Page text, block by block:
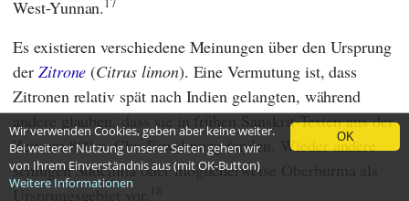
West-Yunnan.
Es existieren verschiedene Meinungen über den Ursprung
der Zitrone (Citrus limon). Eine Vermutung ist, dass
Zitronen relativ spät nach Indien gelangten, während
andere glauben, dass sie in frühen Sanskrit-Texten aus der
Zeit um 800 v. Chr. Erwähnung fanden. Wieder andere
schlugen Südchina oder möglicherweise Oberburma als
Ursprungsgebiet vor.
OK
Wir verwenden Cookies, geben aber keine weiter.
Bei weiterer Nutzung unserer Seiten gehen wir
von Ihrem Einverständnis aus (mit OK-Button)
Weitere Informationen